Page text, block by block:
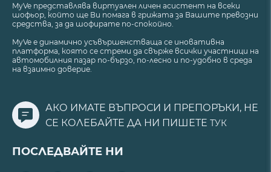
MyVe представлява виртуален личен асистент на всеки
шофьор, който ще Ви помага в грижата за Вашите превозни
средства, за да шофирате по-спокойно.
MyVe е динамично усъвършенстваща се иновативна
платформа, която се стреми да свърже всички участници на
автомобилния пазар по-бързо, по-лесно и по-удобно в среда
на взаимно доверие.
АКО ИМАТЕ ВЪПРОСИ И ПРЕПОРЪКИ, НЕ
СЕ КОЛЕБАЙТЕ ДА НИ ПИШЕТЕ ТУК
ПОСЛЕДВАЙТЕ НИ